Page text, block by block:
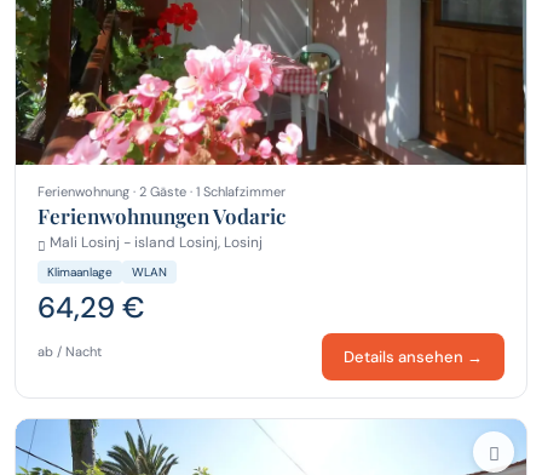
Ferienwohnung · 2 Gäste · 1 Schlafzimmer
Ferienwohnungen Vodaric
Mali Losinj - island Losinj, Losinj
Klimaanlage WLAN
64,29 €
ab / Nacht Details ansehen →